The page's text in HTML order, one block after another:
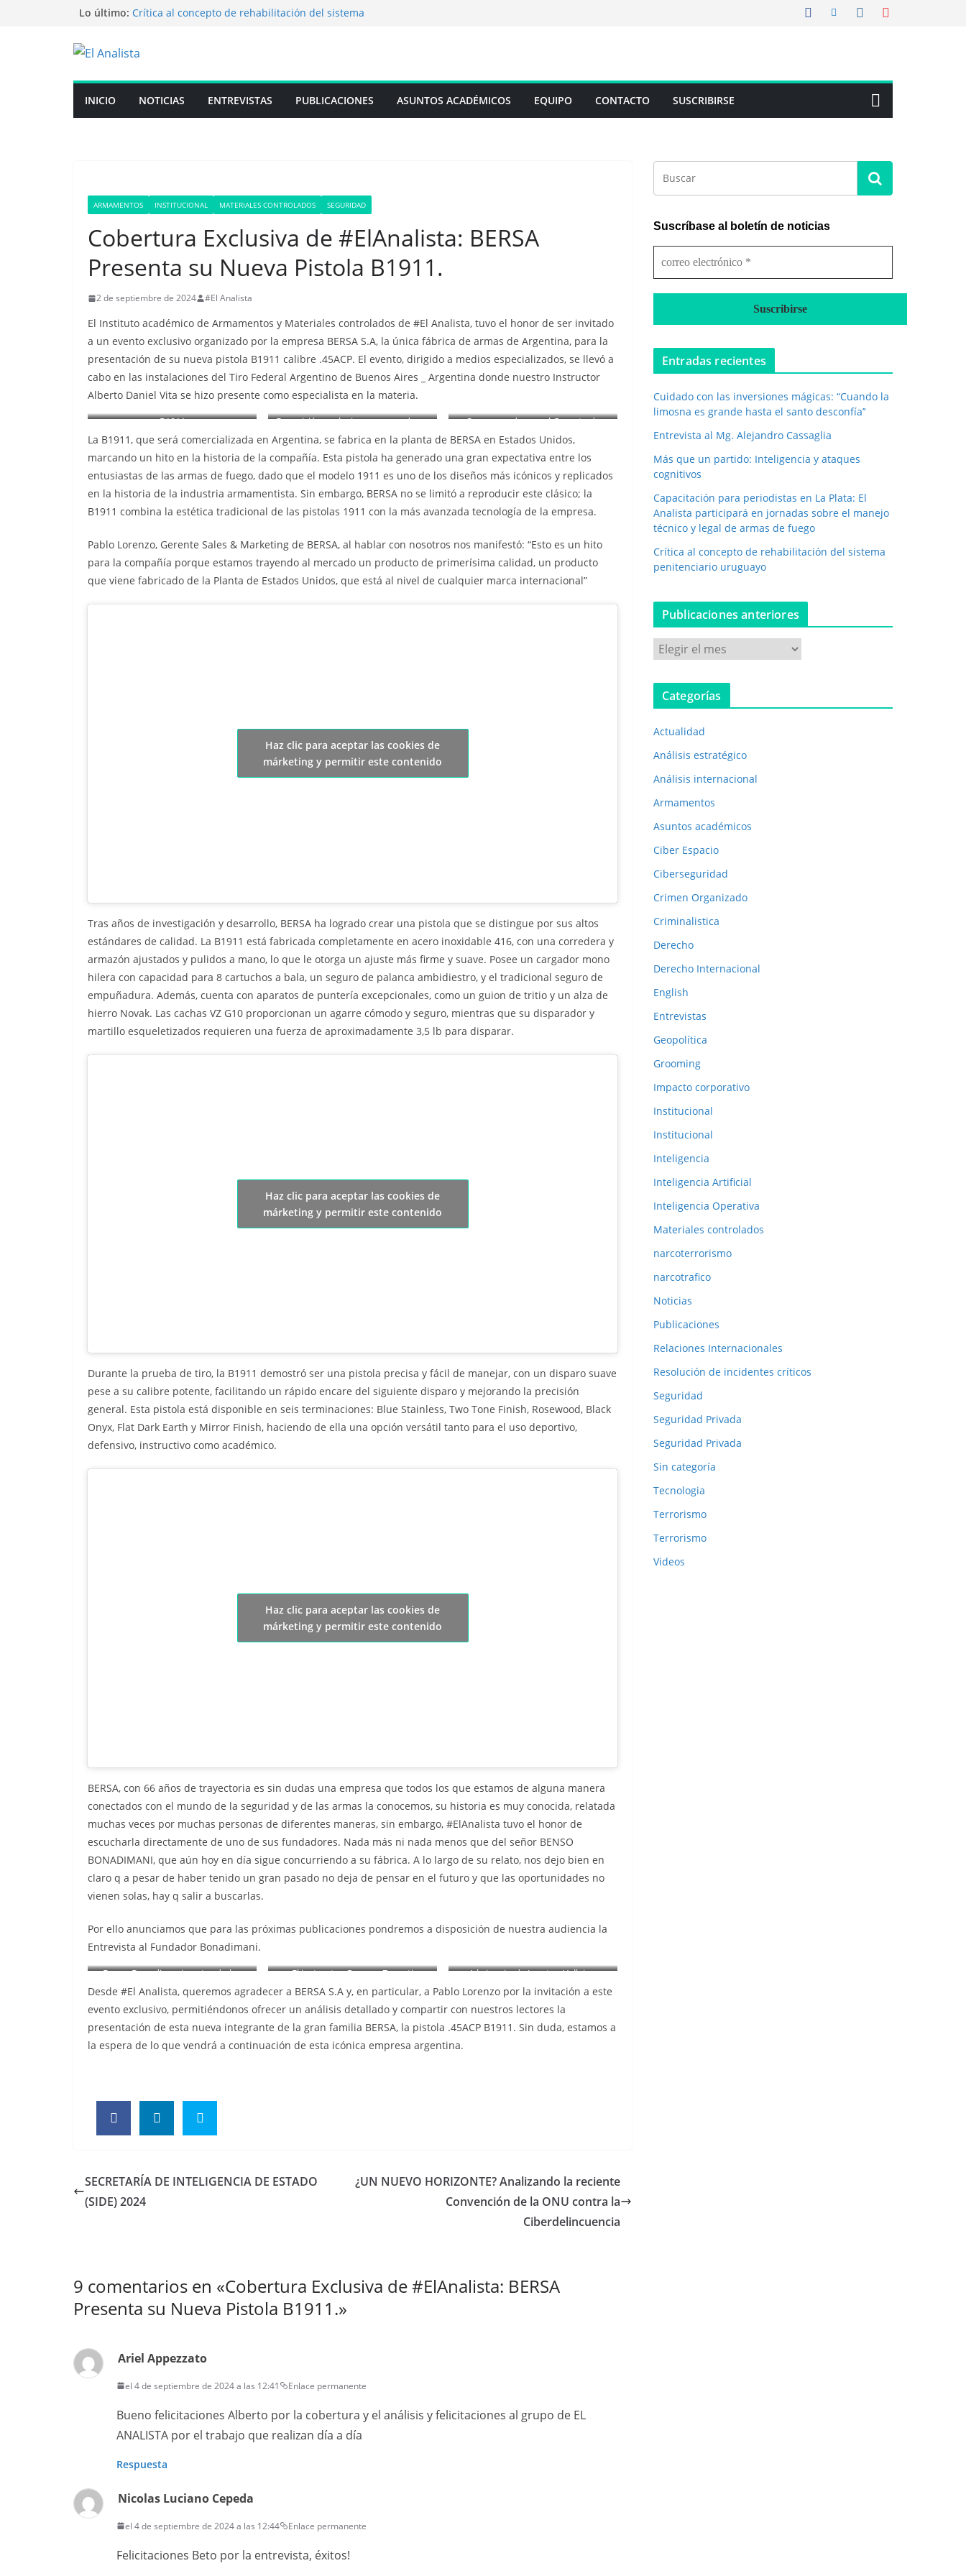
Lo último: Crítica al concepto de rehabilitación del sistema
es grande hasta el santo desconfía’’
Más que un partido: Inteligencia y ataques cognitivos
Capacitación para periodistas en La Plata: El Analista
INICIO NOTICIAS ENTREVISTAS PUBLICACIONES ASUNTOS ACADÉMICOS EQUIPO CONTACTO SUSCRIBIRSE
ARMAMENTOS INSTITUCIONAL MATERIALES CONTROLADOS SEGURIDAD
Cobertura Exclusiva de #ElAnalista: BERSA
Presenta su Nueva Pistola B1911.
2 de septiembre de 2024 #El Analista
El Instituto académico de Armamentos y Materiales controlados de #El Analista, tuvo el honor de ser invitado
a un evento exclusivo organizado por la empresa BERSA S.A, la única fábrica de armas de Argentina, para la
presentación de su nueva pistola B1911 calibre .45ACP. El evento, dirigido a medios especializados, se llevó a
cabo en las instalaciones del Tiro Federal Argentino de Buenos Aires _ Argentina donde nuestro Instructor
Alberto Daniel Vita se hizo presente como especialista en la materia.
B1911
Exposición exclusiva para creadores
de contenidos y medios
especializados
Conversando con el Gerente de
Bersa S.A, Pablo Lorenzo sobre el
nuevo producto.
La B1911, que será comercializada en Argentina, se fabrica en la planta de BERSA en Estados Unidos,
marcando un hito en la historia de la compañía. Esta pistola ha generado una gran expectativa entre los
entusiastas de las armas de fuego, dado que el modelo 1911 es uno de los diseños más icónicos y replicados
en la historia de la industria armamentista. Sin embargo, BERSA no se limitó a reproducir este clásico; la
B1911 combina la estética tradicional de las pistolas 1911 con la más avanzada tecnología de la empresa.
Pablo Lorenzo, Gerente Sales & Marketing de BERSA, al hablar con nosotros nos manifestó: “Esto es un hito
para la compañía porque estamos trayendo al mercado un producto de primerísima calidad, un producto
que viene fabricado de la Planta de Estados Unidos, que está al nivel de cualquier marca internacional”
Haz clic para aceptar las cookies de
márketing y permitir este contenido
Tras años de investigación y desarrollo, BERSA ha logrado crear una pistola que se distingue por sus altos
estándares de calidad. La B1911 está fabricada completamente en acero inoxidable 416, con una corredera y
armazón ajustados y pulidos a mano, lo que le otorga un ajuste más firme y suave. Posee un cargador mono
hilera con capacidad para 8 cartuchos a bala, un seguro de palanca ambidiestro, y el tradicional seguro de
empuñadura. Además, cuenta con aparatos de puntería excepcionales, como un guion de tritio y un alza de
hierro Novak. Las cachas VZ G10 proporcionan un agarre cómodo y seguro, mientras que su disparador y
martillo esqueletizados requieren una fuerza de aproximadamente 3,5 lb para disparar.
Haz clic para aceptar las cookies de
márketing y permitir este contenido
Durante la prueba de tiro, la B1911 demostró ser una pistola precisa y fácil de manejar, con un disparo suave
pese a su calibre potente, facilitando un rápido encare del siguiente disparo y mejorando la precisión
general. Esta pistola está disponible en seis terminaciones: Blue Stainless, Two Tone Finish, Rosewood, Black
Onyx, Flat Dark Earth y Mirror Finish, haciendo de ella una opción versátil tanto para el uso deportivo,
defensivo, instructivo como académico.
Haz clic para aceptar las cookies de
márketing y permitir este contenido
BERSA, con 66 años de trayectoria es sin dudas una empresa que todos los que estamos de alguna manera
conectados con el mundo de la seguridad y de las armas la conocemos, su historia es muy conocida, relatada
muchas veces por muchas personas de diferentes maneras, sin embargo, #ElAnalista tuvo el honor de
escucharla directamente de uno de sus fundadores. Nada más ni nada menos que del señor BENSO
BONADIMANI, que aún hoy en día sigue concurriendo a su fábrica. A lo largo de su relato, nos dejo bien en
claro q a pesar de haber tenido un gran pasado no deja de pensar en el futuro y que las oportunidades no
vienen solas, hay q salir a buscarlas.
Por ello anunciamos que para las próximas publicaciones pondremos a disposición de nuestra audiencia la
Entrevista al Fundador Bonadimani.
Benso Bonadimani contando los
origenes de Bersa S.A al instructor
Alberto Vita.
El instructor German Zugasti
llevando adelante la prueba de
fuego de la B1911.-
A la izquierda Jonatan Vallejos,
Director General del Medio Digital
#El Analista. A la derecha Manuel
Pizarro Presidente de Bersa S.A.
Desde #El Analista, queremos agradecer a BERSA S.A y, en particular, a Pablo Lorenzo por la invitación a este
evento exclusivo, permitiéndonos ofrecer un análisis detallado y compartir con nuestros lectores la
presentación de esta nueva integrante de la gran familia BERSA, la pistola .45ACP B1911. Sin duda, estamos a
la espera de lo que vendrá a continuación de esta icónica empresa argentina.
SECRETARÍA DE INTELIGENCIA DE ESTADO
(SIDE) 2024
¿UN NUEVO HORIZONTE? Analizando la reciente
Convención de la ONU contra la
Ciberdelincuencia
9 comentarios en «Cobertura Exclusiva de #ElAnalista: BERSA
Presenta su Nueva Pistola B1911.»
Ariel Appezzato
el 4 de septiembre de 2024 a las 12:41 Enlace permanente
Bueno felicitaciones Alberto por la cobertura y el análisis y felicitaciones al grupo de EL
ANALISTA por el trabajo que realizan día a día
Respuesta
Nicolas Luciano Cepeda
el 4 de septiembre de 2024 a las 12:44 Enlace permanente
Felicitaciones Beto por la entrevista, éxitos!
Suscríbase al boletín de noticias
r
r
e
o
l
t
r
n
i
*
Entradas recientes
Cuidado con las inversiones mágicas: “Cuando la
limosna es grande hasta el santo desconfía’’
Entrevista al Mg. Alejandro Cassaglia
Más que un partido: Inteligencia y ataques
cognitivos
Capacitación para periodistas en La Plata: El
Analista participará en jornadas sobre el manejo
técnico y legal de armas de fuego
Crítica al concepto de rehabilitación del sistema
penitenciario uruguayo
Publicaciones anteriores
u
b
c
a
c
o
n
e
a
n
t
r
i
o
e
s
Categorías
Actualidad
Análisis estratégico
Análisis internacional
Armamentos
Asuntos académicos
Ciber Espacio
Ciberseguridad
Crimen Organizado
Criminalistica
Derecho
Derecho Internacional
English
Entrevistas
Geopolítica
Grooming
Impacto corporativo
Institucional
Institucional
Inteligencia
Inteligencia Artificial
Inteligencia Operativa
Materiales controlados
narcoterrorismo
narcotrafico
Noticias
Publicaciones
Relaciones Internacionales
Resolución de incidentes críticos
Seguridad
Seguridad Privada
Seguridad Privada
Sin categoría
Tecnologia
Terrorismo
Terrorismo
Videos